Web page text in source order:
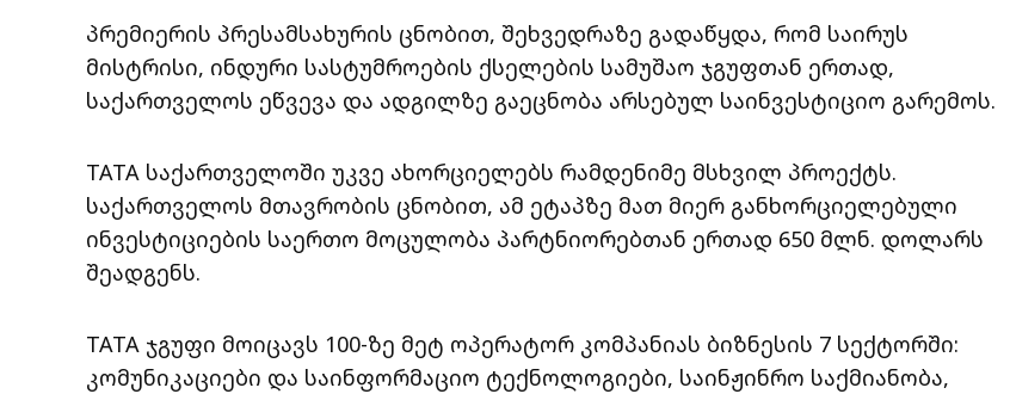
პრემიერის პრესამსახურის ცნობით, შეხვედრაზე გადაწყდა, რომ საირუს
მისტრისი, ინდური სასტუმროების ქსელების სამუშაო ჯგუფთან ერთად,
საქართველოს ეწვევა და ადგილზე გაეცნობა არსებულ საინვესტიციო გარემოს.
TATA საქართველოში უკვე ახორციელებს რამდენიმე მსხვილ პროექტს.
საქართველოს მთავრობის ცნობით, ამ ეტაპზე მათ მიერ განხორციელებული
ინვესტიციების საერთო მოცულობა პარტნიორებთან ერთად 650 მლნ. დოლარს
შეადგენს.
TATA ჯგუფი მოიცავს 100-ზე მეტ ოპერატორ კომპანიას ბიზნესის 7 სექტორში:
კომუნიკაციები და საინფორმაციო ტექნოლოგიები, საინჟინრო საქმიანობა,